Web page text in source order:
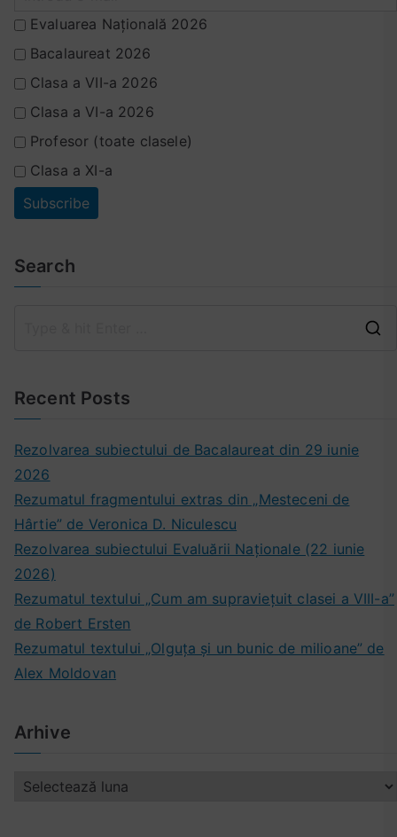
Evaluarea Națională 2026
Bacalaureat 2026
Clasa a VII-a 2026
Clasa a VI-a 2026
Profesor (toate clasele)
Clasa a XI-a
Search
Recent Posts
Rezolvarea subiectului de Bacalaureat din 29 iunie
2026
Rezumatul fragmentului extras din „Mesteceni de
Hârtie” de Veronica D. Niculescu
Rezolvarea subiectului Evaluării Naționale (22 iunie
2026)
Rezumatul textului „Cum am supraviețuit clasei a VIII-a”
de Robert Ersten
Rezumatul textului „Olguța și un bunic de milioane” de
Alex Moldovan
Arhive